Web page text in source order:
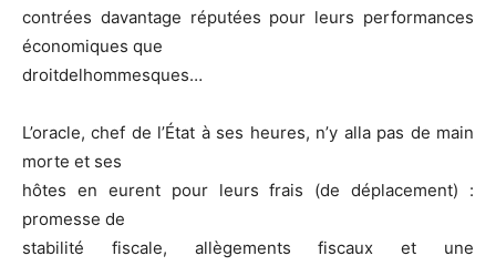
contrées davantage réputées pour leurs performances
économiques que
droitdelhommesques…
L’oracle, chef de l’État à ses heures, n’y alla pas de main
morte et ses
hôtes en eurent pour leurs frais (de déplacement) :
promesse de
stabilité fiscale, allègements fiscaux et une